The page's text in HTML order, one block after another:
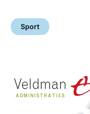
Sport